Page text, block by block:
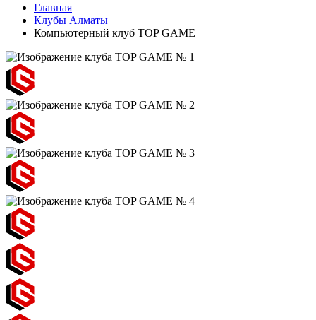
Главная
Клубы Алматы
Компьютерный клуб TOP GAME